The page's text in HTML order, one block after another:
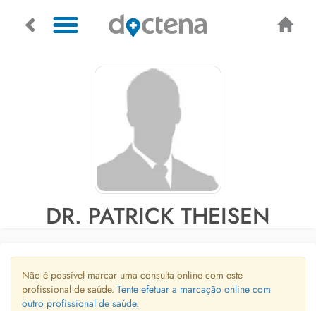
DR. PATRICK THEISEN
Não é possível marcar uma consulta online com este
profissional de saúde. Tente efetuar a marcação online com
outro profissional de saúde.